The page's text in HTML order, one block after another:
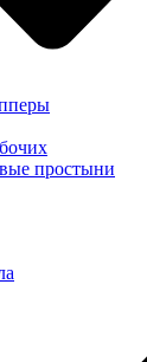
простыни